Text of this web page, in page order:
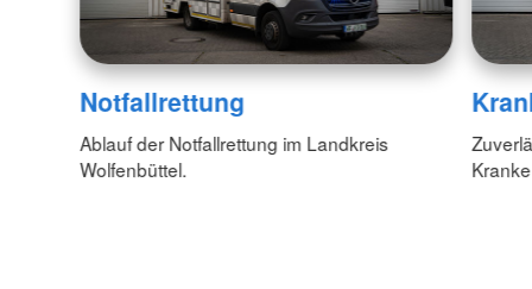
Notfallrettung
Ablauf der Notfallrettung im Landkreis
Wolfenbüttel.